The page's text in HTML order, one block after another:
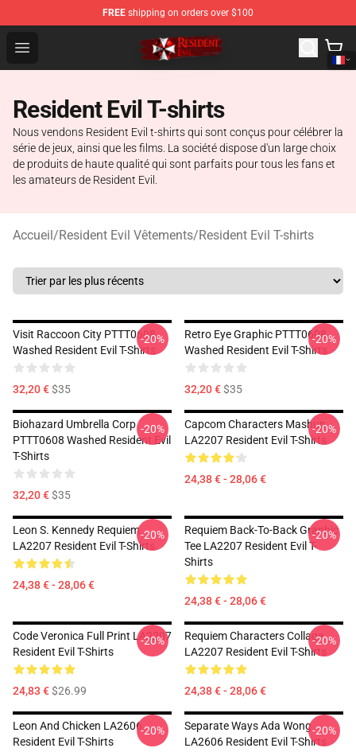
FREE shipping on orders over $100
Open menu
Resident Evil Shop - Official Resident Evil Merchandise
Resident Evil T-shirts
Nous vendons Resident Evil t-shirts qui sont conçus pour célébrer la
série de jeux, ainsi que les films. La société dispose d'un large choix
de produits de haute qualité qui sont parfaits pour tous les fans et
les amateurs de Resident Evil.
Accueil/Resident Evil Vêtements/Resident Evil T-shirts
Visit Raccoon City PTTT0608
Washed Resident Evil T-Shirts
32,20 €$35
-20%
Retro Eye Graphic PTTT0608
Washed Resident Evil T-Shirts
32,20 €$35
-20%
Biohazard Umbrella Corp
PTTT0608 Washed Resident Evil
T-Shirts
32,20 €$35
-20%
Capcom Characters Mashup
LA2207 Resident Evil T-Shirts
24,38 € - 28,06 €
-20%
Leon S. Kennedy Requiem
LA2207 Resident Evil T-Shirts
24,38 € - 28,06 €
-20%
Requiem Back-To-Back Graphic
Tee LA2207 Resident Evil T-
Shirts
24,38 € - 28,06 €
-20%
Code Veronica Full Print LA2207
Resident Evil T-Shirts
24,83 €$26.99
-20%
Requiem Characters Collage
LA2207 Resident Evil T-Shirts
24,38 € - 28,06 €
-20%
Leon And Chicken LA2606
Resident Evil T-Shirts
-20%
Separate Ways Ada Wong
LA2606 Resident Evil T-Shirts
-20%